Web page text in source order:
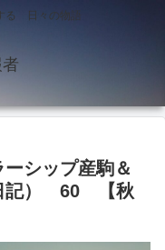
る 日々の物語
シップ産駒＆
記） 60 【秋